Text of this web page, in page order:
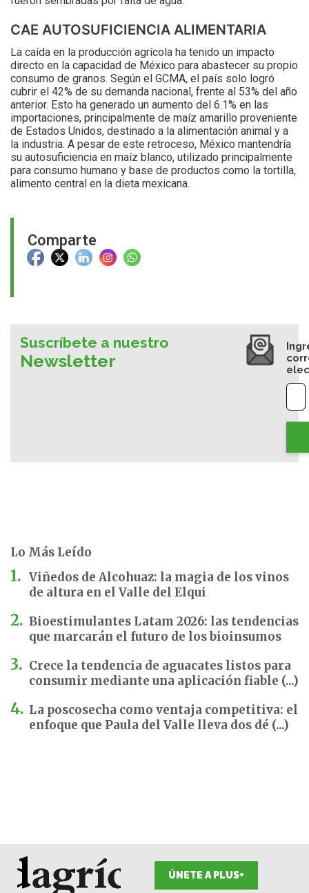
Comparte
CAE AUTOSUFICIENCIA ALIMENTARIA
La caída en la producción agrícola ha tenido un impacto
directo en la capacidad de México para abastecer su propio
consumo de granos. Según el GCMA, el país solo logró
cubrir el 42% de su demanda nacional, frente al 53% del año
anterior. Esto ha generado un aumento del 6.1% en las
importaciones, principalmente de maíz amarillo proveniente
de Estados Unidos, destinado a la alimentación animal y a
la industria. A pesar de este retroceso, México mantendría
su autosuficiencia en maíz blanco, utilizado principalmente
para consumo humano y base de productos como la tortilla,
alimento central en la dieta mexicana.
Suscríbete a nuestro
Newsletter
Lo Más Leído
Viñedos de Alcohuaz: la magia de los vinos
de altura en el Valle del Elqui
Bioestimulantes Latam 2026: las tendencias
que marcarán el futuro de los bioinsumos
Crece la tendencia de aguacates listos para
consumir mediante una aplicación fiable (...)
La poscosecha como ventaja competitiva: el
enfoque que Paula del Valle lleva dos dé (...)
ÚNETE A PLUS+